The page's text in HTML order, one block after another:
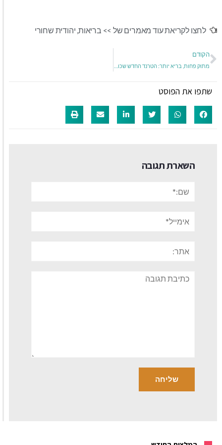
לחצו לקריאת עוד מאמרים של >> בריאות, יהודית שחורי
הקודם
שתפו את הפוסט
השארת תגובה
תגובה